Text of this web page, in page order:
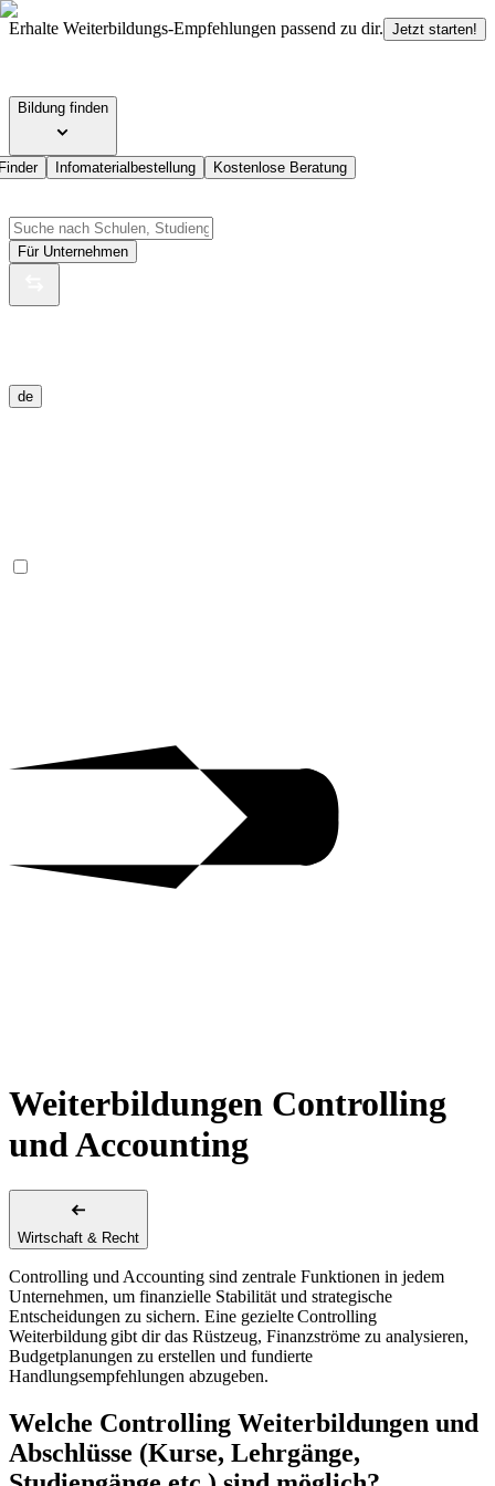
Erhalte Weiterbildungs-Empfehlungen passend zu dir. Jetzt starten!
Bildung finden
Infomaterialbestellung Kostenlose Beratung
Für Unternehmen
de
Weiterbildungen Controlling
und Accounting
Wirtschaft & Recht
Controlling und Accounting sind zentrale Funktionen in jedem
Unternehmen, um finanzielle Stabilität und strategische
Entscheidungen zu sichern. Eine gezielte Controlling
Weiterbildung gibt dir das Rüstzeug, Finanzströme zu analysieren,
Budgetplanungen zu erstellen und fundierte
Handlungsempfehlungen abzugeben.
Welche Controlling Weiterbildungen und
Abschlüsse (Kurse, Lehrgänge,